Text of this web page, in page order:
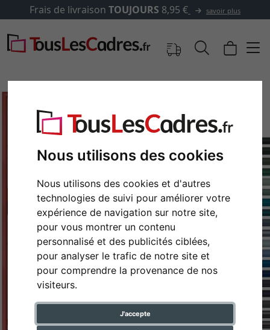
Nous utilisons des cookies
Nous utilisons des cookies et d'autres
technologies de suivi pour améliorer votre
expérience de navigation sur notre site,
pour vous montrer un contenu
personnalisé et des publicités ciblées,
pour analyser le trafic de notre site et
pour comprendre la provenance de nos
visiteurs.
J'accepte
Frais de livraison TOUJOURS 8,95 € savoir plus
Retour